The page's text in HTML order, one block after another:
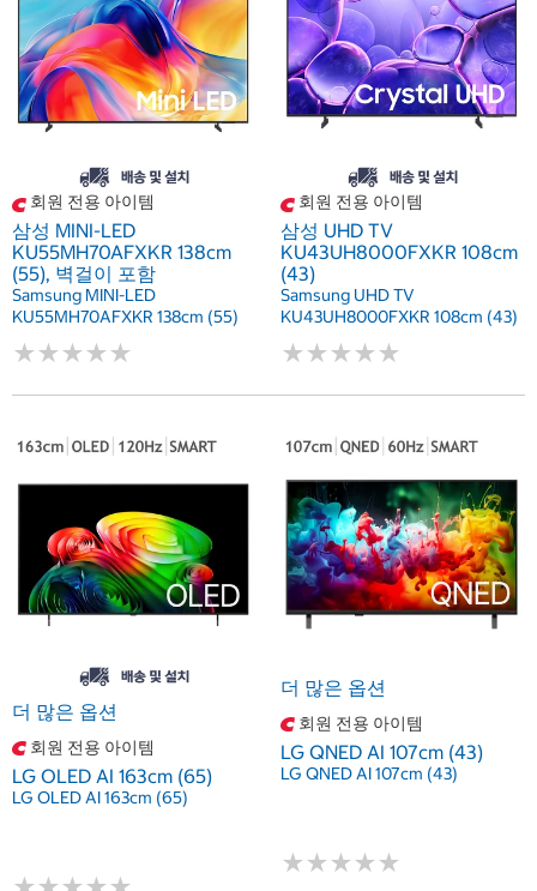
회원 전용 아이템
삼성 MINI-LED
KU55MH70AFXKR 138cm
(55), 벽걸이 포함
Samsung MINI-LED
KU55MH70AFXKR 138cm (55)
★★★★★
★★★★★
회원 전용 아이템
삼성 UHD TV
KU43UH8000FXKR 108cm
(43)
Samsung UHD TV
KU43UH8000FXKR 108cm (43)
★★★★★
★★★★★
더 많은 옵션
회원 전용 아이템
LG OLED AI 163cm (65)
LG OLED AI 163cm (65)
더 많은 옵션
회원 전용 아이템
LG QNED AI 107cm (43)
LG QNED AI 107cm (43)
★★★★★
★★★★★